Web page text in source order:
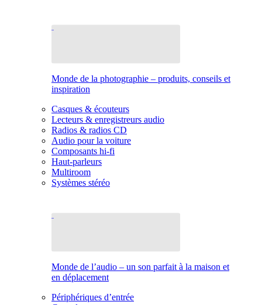
Monde de la photographie – produits, conseils et
inspiration
Casques & écouteurs
Lecteurs & enregistreurs audio
Radios & radios CD
Audio pour la voiture
Composants hi-fi
Haut-parleurs
Multiroom
Systèmes stéréo
Monde de l’audio – un son parfait à la maison et
en déplacement
Périphériques d’entrée